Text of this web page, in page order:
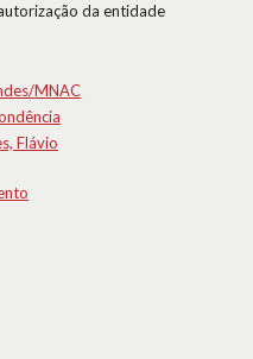
da entidade
MNAC
Flávio